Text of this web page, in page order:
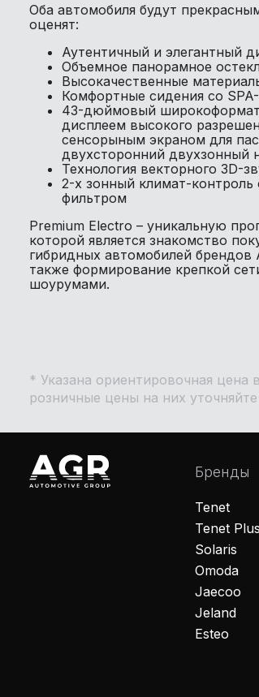
Оба автомобиля будут
оценят:
Аутентичный и элегантный
Объемное панорамное
Высокачественные
Комфортные сидения со
43-дюймовый
дисплеем высокого
сенсорыным экраном для
двухсторонний двухзонный
Технология векторного 3D-
2-х зонный климат-
фильтром
Premium Electro – уникальную
которой является знакомство
гибридных автомобилей брендов
также формирование крепкой
шоурумами.
* Указана ориентировочная цена
розничные цены на них
Бренды
Tenet
Tenet Plus
Solaris
Omoda
Jaecoo
Jeland
Esteo